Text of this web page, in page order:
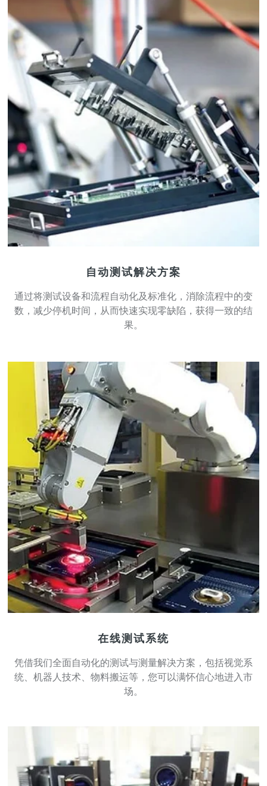
自动测试解决方案
通过将测试设备和流程自动化及标准化，消除流程中的变
数，减少停机时间，从而快速实现零缺陷，获得一致的结
果。
在线测试系统
凭借我们全面自动化的测试与测量解决方案，包括视觉系
统、机器人技术、物料搬运等，您可以满怀信心地进入市
场。